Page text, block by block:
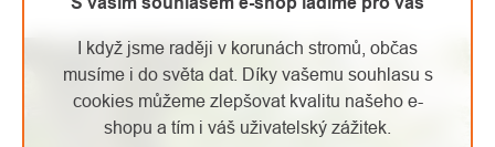
I když jsme raději v korunách stromů, občas
musíme i do světa dat. Díky vašemu souhlasu s
cookies můžeme zlepšovat kvalitu našeho e-
shopu a tím i váš uživatelský zážitek.